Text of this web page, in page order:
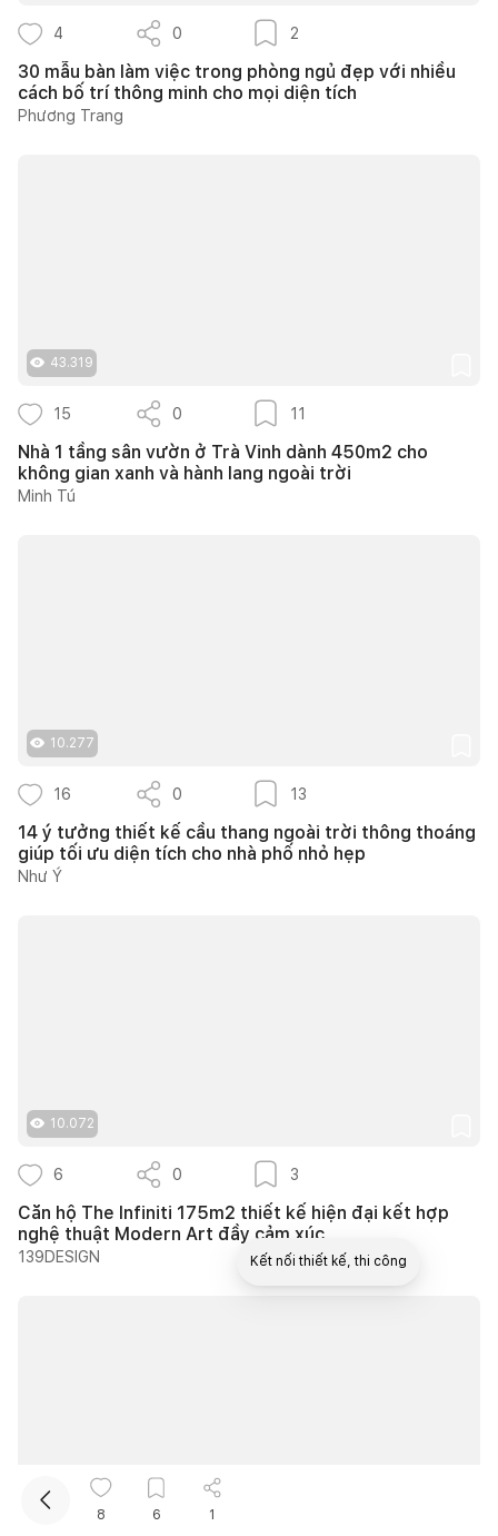
4 0 2
30 mẫu bàn làm việc trong phòng ngủ đẹp với nhiều
cách bố trí thông minh cho mọi diện tích
Phương Trang
43.319
15 0 11
Nhà 1 tầng sân vườn ở Trà Vinh dành 450m2 cho
không gian xanh và hành lang ngoài trời
Minh Tú
10.277
16 0 13
14 ý tưởng thiết kế cầu thang ngoài trời thông thoáng
giúp tối ưu diện tích cho nhà phố nhỏ hẹp
Như Ý
10.072
6 0 3
Căn hộ The Infiniti 175m2 thiết kế hiện đại kết hợp
nghệ thuật Modern Art đầy cảm xúc
139DESIGN
8 6 1
Kết nối thiết kế, thi công